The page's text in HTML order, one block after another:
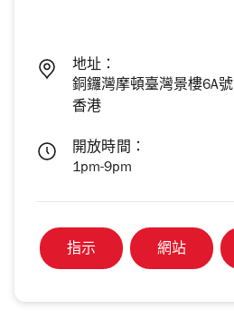
地址：
銅鑼灣摩頓臺灣景樓6A號
香港
開放時間：
1pm-9pm
指示 網站